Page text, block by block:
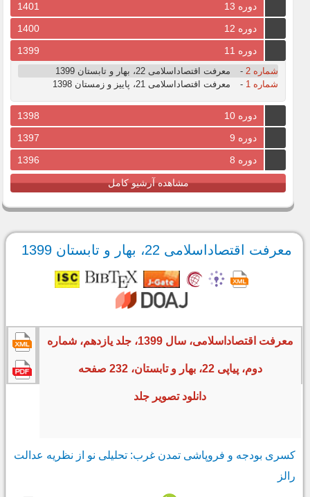
دوره 13
1401
دوره 12
1400
دوره 11
1399
شماره 2 -
معرفت اقتصاداسلامی 22، بهار و تابستان 1399
شماره 1
- معرفت اقتصاداسلامی 21، پاییز و زمستان 1398
دوره 10
1398
دوره 9
1397
دوره 8
1396
مشاهده آرشیو کامل
معرفت اقتصاداسلامی 22، بهار و تابستان 1399
معرفت اقتصاداسلامی، سال 1399، جلد یازدهم، شماره
دوم، پیاپی 22، بهار و تابستان، 232 صفحه
دانلود تصویر جلد
کسری بودجه و فروپاشی تمدن غرب: تحلیلی نو از نظریه عدالت
رالز